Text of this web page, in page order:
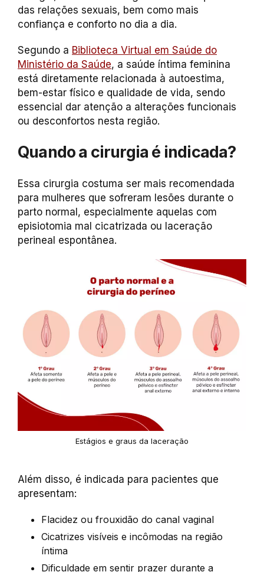
das relações sexuais, bem como mais
confiança e conforto no dia a dia.
Segundo a Biblioteca Virtual em Saúde do
Ministério da Saúde, a saúde íntima feminina
está diretamente relacionada à autoestima,
bem-estar físico e qualidade de vida, sendo
essencial dar atenção a alterações funcionais
ou desconfortos nesta região.
Quando a cirurgia é indicada?
Essa cirurgia costuma ser mais recomendada
para mulheres que sofreram lesões durante o
parto normal, especialmente aquelas com
episiotomia mal cicatrizada ou laceração
perineal espontânea.
Estágios e graus da laceração
Além disso, é indicada para pacientes que
apresentam:
Flacidez ou frouxidão do canal vaginal
Cicatrizes visíveis e incômodas na região
íntima
Dificuldade em sentir prazer durante a